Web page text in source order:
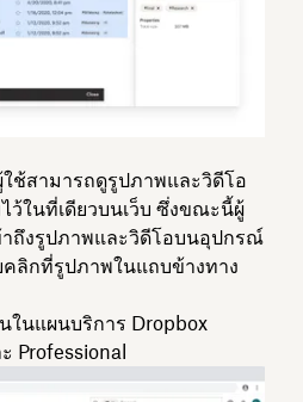
ช้สามารถดูรูปภาพและวิดีโอ
ว้ในที่เดียวบนเว็บ ซึ่งขณะนี้ผู้
ถึงรูปภาพและวิดีโอบนอุปกรณ์
คลิกที่รูปภาพในแถบข้างทาง
ในแผนบริการ Dropbox
Professional